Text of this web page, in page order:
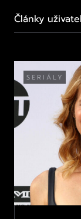
Články
SERIÁLY